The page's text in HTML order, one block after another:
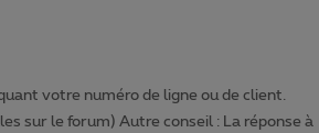
votre numéro de ligne ou de client.
sur le forum) Autre conseil : La réponse à